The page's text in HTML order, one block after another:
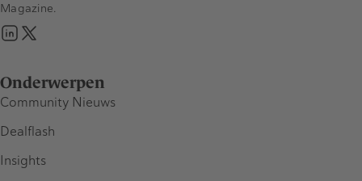
Onderwerpen
Community Nieuws
Dealflash
Insights
Magazine.